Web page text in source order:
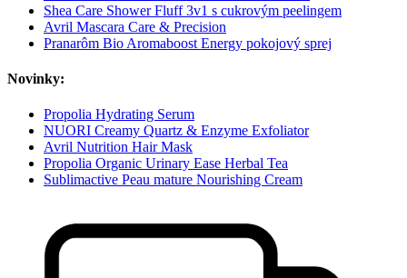
Shea Care Shower Fluff 3v1 s cukrovým peelingem
Avril Mascara Care & Precision
Pranarôm Bio Aromaboost Energy pokojový sprej
Novinky:
Propolia Hydrating Serum
NUORI Creamy Quartz & Enzyme Exfoliator
Avril Nutrition Hair Mask
Propolia Organic Urinary Ease Herbal Tea
Sublimactive Peau mature Nourishing Cream